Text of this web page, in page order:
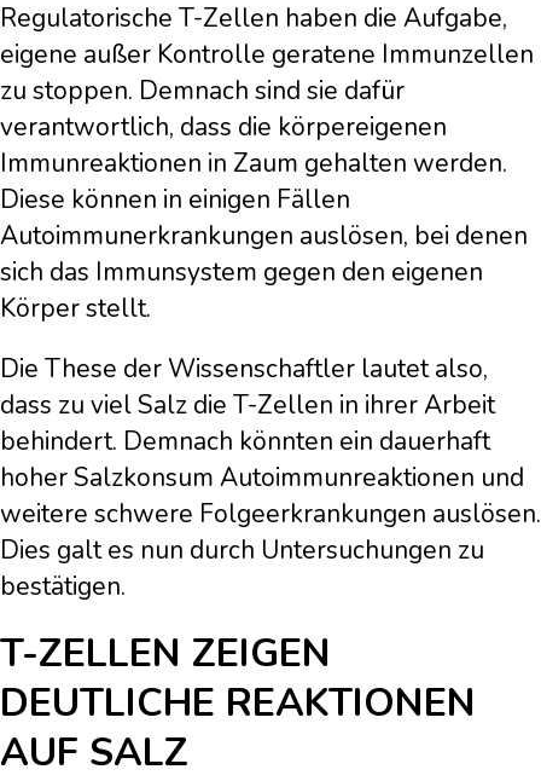
Regulatorische T-Zellen haben die Aufgabe,
eigene außer Kontrolle geratene Immunzellen
zu stoppen. Demnach sind sie dafür
verantwortlich, dass die körpereigenen
Immunreaktionen in Zaum gehalten werden.
Diese können in einigen Fällen
Autoimmunerkrankungen auslösen, bei denen
sich das Immunsystem gegen den eigenen
Körper stellt.
Die These der Wissenschaftler lautet also,
dass zu viel Salz die T-Zellen in ihrer Arbeit
behindert. Demnach könnten ein dauerhaft
hoher Salzkonsum Autoimmunreaktionen und
weitere schwere Folgeerkrankungen auslösen.
Dies galt es nun durch Untersuchungen zu
bestätigen.
T-ZELLEN ZEIGEN
DEUTLICHE REAKTIONEN
AUF SALZ